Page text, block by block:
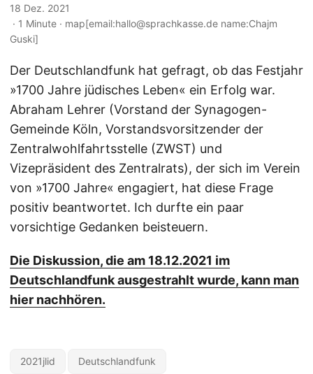
18 Dez. 2021
· 1 Minute · map[email:hallo@sprachkasse.de name:Chajm
Guski]
Der Deutschlandfunk hat gefragt, ob das Festjahr
»1700 Jahre jüdisches Leben« ein Erfolg war.
Abraham Lehrer (Vorstand der Synagogen-
Gemeinde Köln, Vorstandsvorsitzender der
Zentralwohlfahrtsstelle (ZWST) und
Vizepräsident des Zentralrats), der sich im Verein
von »1700 Jahre« engagiert, hat diese Frage
positiv beantwortet. Ich durfte ein paar
vorsichtige Gedanken beisteuern.
Die Diskussion, die am 18.12.2021 im
Deutschlandfunk ausgestrahlt wurde, kann man
hier nachhören.
2021jlid Deutschlandfunk